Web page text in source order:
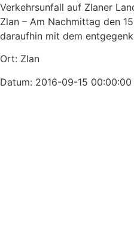
Verkehrsunfall auf Zlaner
Zlan – Am Nachmittag den
daraufhin mit dem
Ort: Zlan
Datum: 2016-09-15 00:00:00